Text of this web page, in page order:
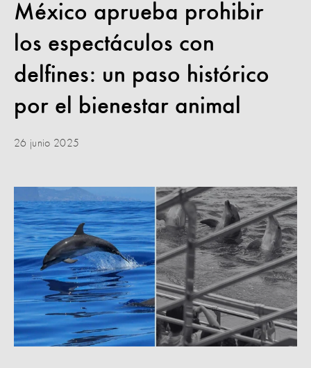
México aprueba prohibir
los espectáculos con
delfines: un paso histórico
por el bienestar animal
26 junio 2025